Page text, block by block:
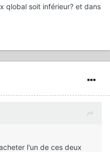
qlobal soit inférieur? et dans
l'un de ces deux